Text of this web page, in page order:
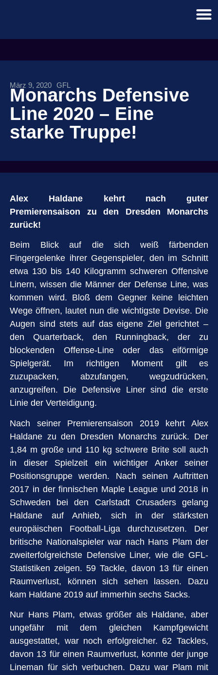
März 9, 2020 GFL
Monarchs Defensive
Line 2020 – Eine
starke Truppe!
Alex Haldane kehrt nach guter
Premierensaison zu den Dresden Monarchs
zurück!
Beim Blick auf die sich weiß färbenden
Fingergelenke ihrer Gegenspieler, den im Schnitt
etwa 130 bis 140 Kilogramm schweren Offensive
Linern, wissen die Männer der Defense Line, was
kommen wird. Bloß dem Gegner keine leichten
Wege öffnen, lautet nun die wichtigste Devise. Die
Augen sind stets auf das eigene Ziel gerichtet –
den Quarterback, den Runningback, der zu
blockenden Offense-Line oder das eiförmige
Spielgerät. Im richtigen Moment gilt es
zuzupacken, abzufangen, wegzudrücken,
anzugreifen. Die Defensive Liner sind die erste
Linie der Verteidigung.
Nach seiner Premierensaison 2019 kehrt Alex
Haldane zu den Dresden Monarchs zurück. Der
1,84 m große und 110 kg schwere Brite soll auch
in dieser Spielzeit ein wichtiger Anker seiner
Positionsgruppe werden. Nach seinen Auftritten
2017 in der finnischen Maple League und 2018 in
Schweden bei den Carlstadt Crusaders gelang
Haldane auf Anhieb, sich in der stärksten
europäischen Football-Liga durchzusetzen. Der
britische Nationalspieler war nach Hans Plam der
zweiterfolgreichste Defensive Liner, wie die GFL-
Statistiken zeigen. 59 Tackle, davon 13 für einen
Raumverlust, können sich sehen lassen. Dazu
kam Haldane 2019 auf immerhin sechs Sacks.
Nur Hans Plam, etwas größer als Haldane, aber
ungefähr mit dem gleichen Kampfgewicht
ausgestattet, war noch erfolgreicher. 62 Tackles,
davon 13 für einen Raumverlust, konnte der junge
Lineman für sich verbuchen. Dazu war Plam mit